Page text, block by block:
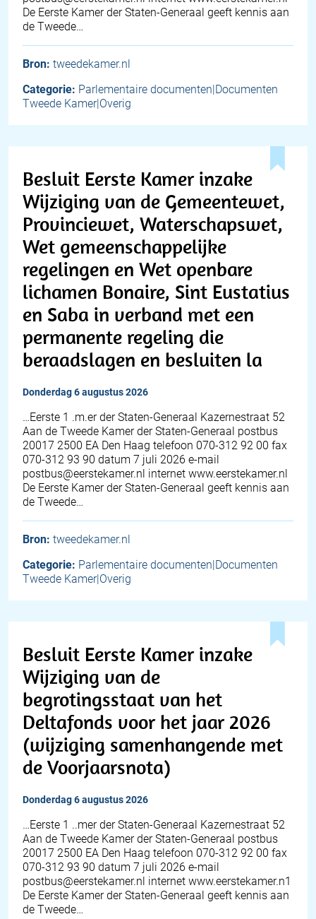
De Eerste Kamer der Staten-Generaal geeft kennis aan
de Tweede…
Bron: tweedekamer.nl
Categorie: Parlementaire documenten|Documenten
Tweede Kamer|Overig
Besluit Eerste Kamer inzake
Wijziging van de Gemeentewet,
Provinciewet, Waterschapswet,
Wet gemeenschappelijke
regelingen en Wet openbare
lichamen Bonaire, Sint Eustatius
en Saba in verband met een
permanente regeling die
beraadslagen en besluiten la
donderdag 6 augustus 2026
…Eerste 1 .m.er der Staten-Generaal Kazernestraat 52
Aan de Tweede Kamer der Staten-Generaal postbus
20017 2500 EA Den Haag telefoon 070-312 92 00 fax
070-312 93 90 datum 7 juli 2026 e-mail
postbus@eerstekamer.nl internet www.eerstekamer.nl
De Eerste Kamer der Staten-Generaal geeft kennis aan
de Tweede…
Bron: tweedekamer.nl
Categorie: Parlementaire documenten|Documenten
Tweede Kamer|Overig
Besluit Eerste Kamer inzake
Wijziging van de
begrotingsstaat van het
Deltafonds voor het jaar 2026
(wijziging samenhangende met
de Voorjaarsnota)
donderdag 6 augustus 2026
…Eerste 1 ..mer der Staten-Generaal Kazernestraat 52
Aan de Tweede Kamer der Staten-Generaal postbus
20017 2500 EA Den Haag telefoon 070-312 92 00 fax
070-312 93 90 datum 7 juli 2026 e-mail
postbus@eerstekamer.nl internet www.eerstekamer.n1
De Eerste Kamer der Staten-Generaal geeft kennis aan
de Tweede…